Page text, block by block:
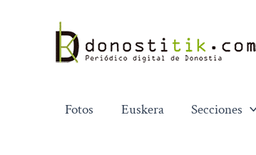
contenido
Fotos Euskera Secciones